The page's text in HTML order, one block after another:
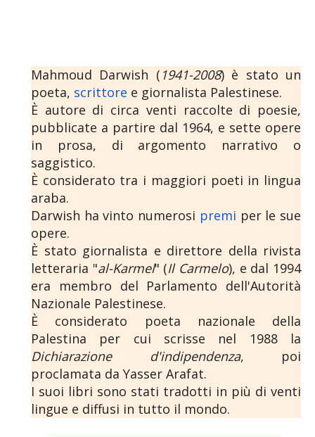
Mahmoud Darwish ( 1941-2008) è stato un
poeta, scrittore e giornalista Palestinese.
È autore di circa venti raccolte di poesie,
pubblicate a partire dal 1964, e sette opere
in prosa, di argomento narrativo o
saggistico.
È considerato tra i maggiori poeti in lingua
araba.
Darwish ha vinto numerosi premi per le sue
opere.
È stato giornalista e direttore della rivista
letteraria "al-Karmel" (Il Carmelo), e dal 1994
era membro del Parlamento dell'Autorità
Nazionale Palestinese.
È considerato poeta nazionale della
Palestina per cui scrisse nel 1988 la
Dichiarazione d'indipendenza, poi
proclamata da Yasser Arafat.
I suoi libri sono stati tradotti in più di venti
lingue e diffusi in tutto il mondo.